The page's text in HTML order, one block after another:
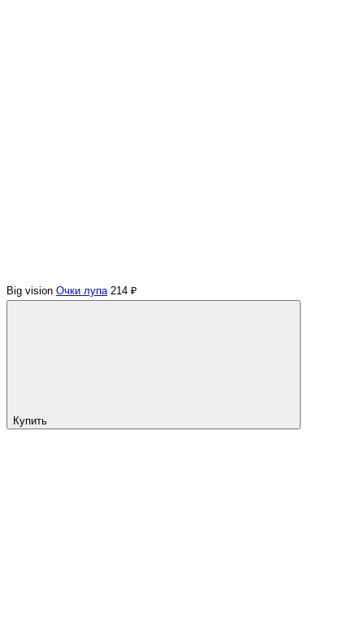
Big vision Очки лупа 214 ₽
Купить